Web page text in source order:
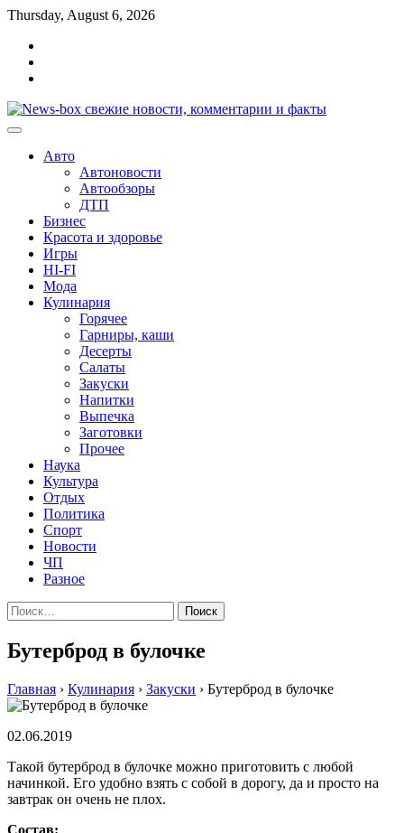
Перейти
содержимому
Thursday, August 6, 2026
Авто
Автоновости
Автообзоры
ДТП
Бизнес
Красота и здоровье
Игры
HI-FI
Мода
Кулинария
Горячее
Гарниры, каши
Десерты
Салаты
Закуски
Напитки
Выпечка
Заготовки
Прочее
Наука
Культура
Отдых
Политика
Спорт
Новости
ЧП
Разное
Найти:
Бутерброд в булочке
Главная › Кулинария › Закуски › Бутерброд в булочке
02.06.2019
Такой бутерброд в булочке можно приготовить с любой
начинкой. Его удобно взять с собой в дорогу, да и просто на
завтрак он очень не плох.
Состав: